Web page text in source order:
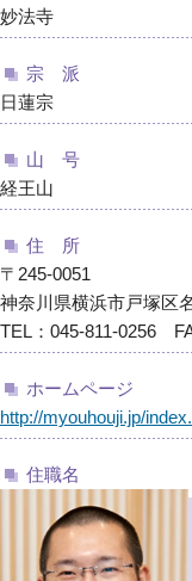
妙法寺
宗 派
日蓮宗
山 号
経王山
住 所
〒245-0051
神奈川県横浜市戸塚区
TEL：045-811-0256
ホームページ
http://myouhouji.jp/
住職名